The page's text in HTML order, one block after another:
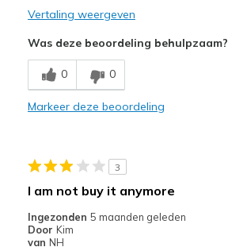
Vertaling weergeven
Was deze beoordeling behulpzaam?
0 0
Markeer deze beoordeling
3
I am not buy it anymore
Ingezonden 5 maanden geleden
Door Kim
van NH